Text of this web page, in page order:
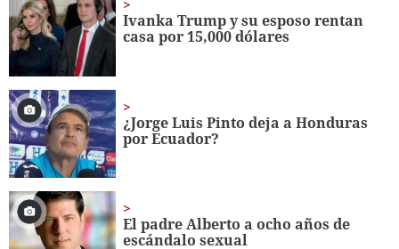
minutes,
11
seconds
Ivanka Trump y su esposo rentan
casa por 15,000 dólares
¿Jorge Luis Pinto deja a Honduras
por Ecuador?
El padre Alberto a ocho años de
escándalo sexual